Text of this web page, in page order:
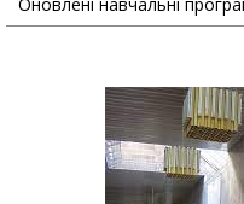
Оновлені навчальні